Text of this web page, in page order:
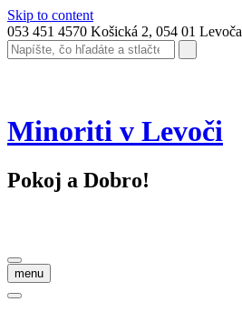
Skip to content
053 451 4570 Košická 2, 054 01 Levoča
Minoriti v Levoči
Pokoj a Dobro!
menu